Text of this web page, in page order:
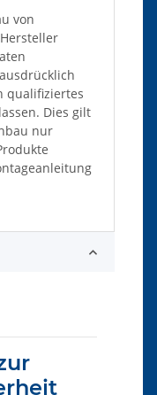
von
qualifiziertes
Dies gilt
nur